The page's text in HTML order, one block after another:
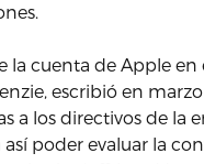
la cuenta de Apple en
escribió en
a los directivos de la
poder evaluar la